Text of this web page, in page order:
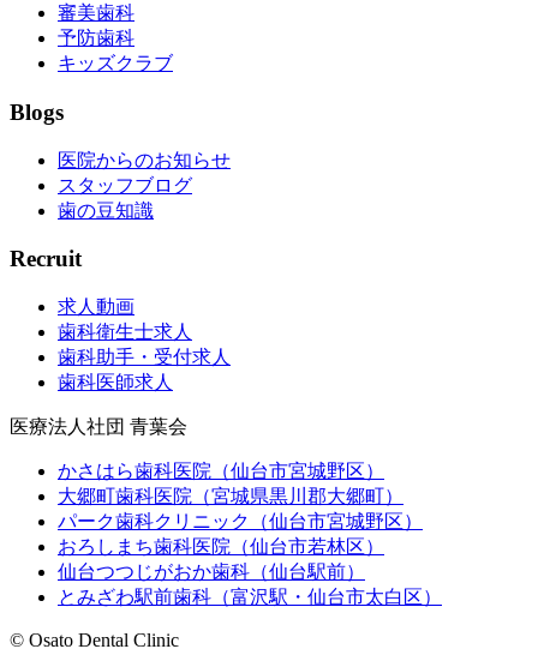
審美歯科
予防歯科
キッズクラブ
Blogs
医院からのお知らせ
スタッフブログ
歯の豆知識
Recruit
求人動画
歯科衛生士求人
歯科助手・受付求人
歯科医師求人
医療法人社団 青葉会
かさはら歯科医院（仙台市宮城野区）
大郷町歯科医院（宮城県黒川郡大郷町）
パーク歯科クリニック（仙台市宮城野区）
おろしまち歯科医院（仙台市若林区）
仙台つつじがおか歯科（仙台駅前）
とみざわ駅前歯科（富沢駅・仙台市太白区）
© Osato Dental Clinic